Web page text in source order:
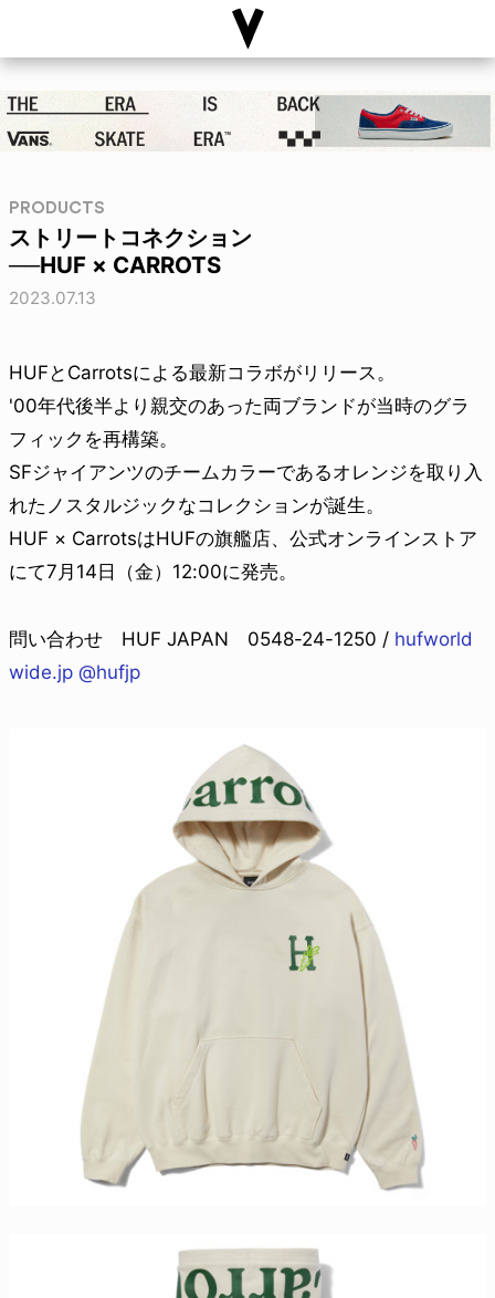
PRODUCTS
ストリートコネクション
──HUF × CARROTS
2023.07.13
HUFとCarrotsによる最新コラボがリリース。
'00年代後半より親交のあった両ブランドが当時のグラ
フィックを再構築。
SFジャイアンツのチームカラーであるオレンジを取り入
れたノスタルジックなコレクションが誕生。
HUF × CarrotsはHUFの旗艦店、公式オンラインストア
にて7月14日（金）12:00に発売。
問い合わせ HUF JAPAN 0548-24-1250 / hufworld
wide.jp @hufjp